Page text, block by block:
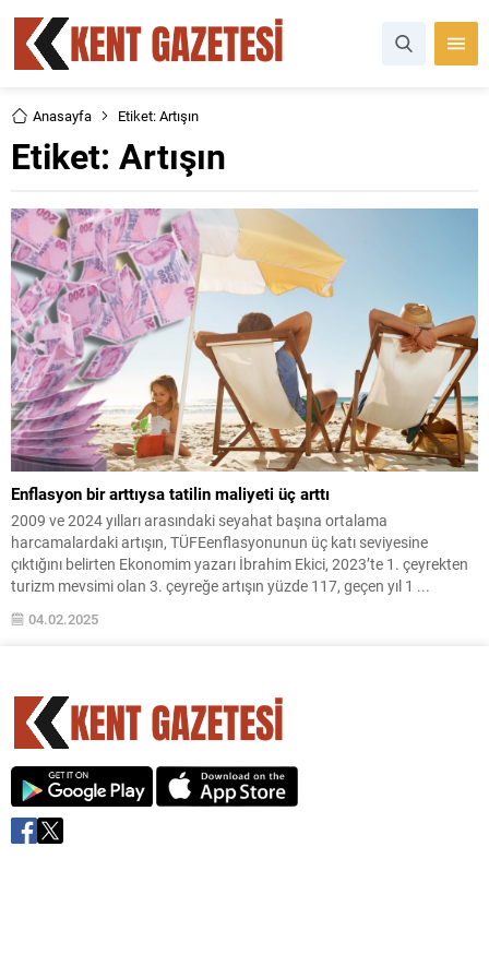
Anasayfa Etiket: Artışın
Etiket: Artışın
Enflasyon bir arttıysa tatilin maliyeti üç arttı
2009 ve 2024 yılları arasındaki seyahat başına ortalama
harcamalardaki artışın, TÜFEenflasyonunun üç katı seviyesine
çıktığını belirten Ekonomim yazarı İbrahim Ekici, 2023’te 1. çeyrekten
turizm mevsimi olan 3. çeyreğe artışın yüzde 117, geçen yıl 1 ...
04.02.2025